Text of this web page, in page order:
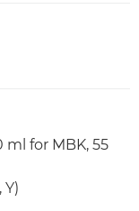
for MBK, 55
Y)